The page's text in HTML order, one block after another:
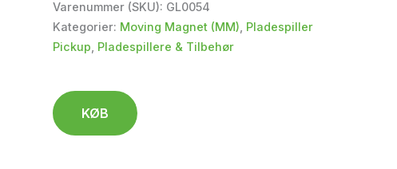
Varenummer (SKU): GL0054
Kategorier: Moving Magnet (MM) Pladespiller
Pickup Pladespillere & Tilbehør
KØB